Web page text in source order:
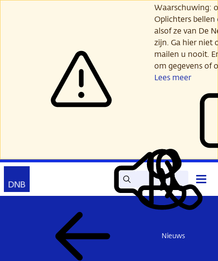
Waarschuwing:
Oplichters
alsof ze van De
zijn. Ga hier niet
mailen u nooit.
om gegevens of
Lees meer
Zoek Lees
voor
Mijn
DNB
Contact
Nieuws